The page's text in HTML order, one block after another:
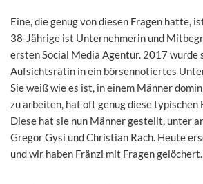
Eine, die genug von diesen Fragen hatte,
38-Jährige ist Unternehmerin und
ersten Social Media Agentur. 2017 wurde
Aufsichtsrätin in ein börsennotiertes
Sie weiß wie es ist, in einem Männer
zu arbeiten, hat oft genug diese typischen
Diese hat sie nun Männer gestellt, unter
Gregor Gysi und Christian Rach. Heute
und wir haben Fränzi mit Fragen gelöchert.